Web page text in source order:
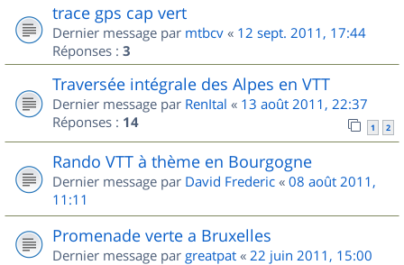
trace gps cap vert
Dernier message par mtbcv « 12 sept. 2011, 17:44
Réponses : 3
Traversée intégrale des Alpes en VTT
Dernier message par RenItal « 13 août 2011, 22:37
Réponses : 14 1 2
Rando VTT à thème en Bourgogne
Dernier message par David Frederic « 08 août 2011,
11:11
Promenade verte a Bruxelles
Dernier message par greatpat « 22 juin 2011, 15:00